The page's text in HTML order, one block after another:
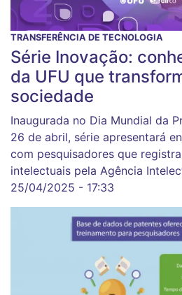
TRANSFERÊNCIA DE TECNOLOGIA
Série Inovação:
da UFU que
sociedade
Inaugurada no Dia Mundial da
26 de abril, série apresentará
com pesquisadores que
intelectuais pela Agência
25/04/2025 - 17:33